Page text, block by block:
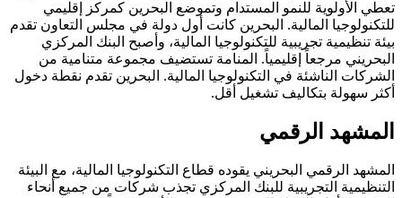
تعطي الأولوية للنمو المستدام وتموضع البحرين كمركز إقليمي
للتكنولوجيا المالية. البحرين كانت أول دولة في مجلس التعاون تقدم
بيئة تنظيمية تجريبية للتكنولوجيا المالية، وأصبح البنك المركزي
البحريني مرجعاً إقليمياً. المنامة تستضيف مجموعة متنامية من
الشركات الناشئة في التكنولوجيا المالية. البحرين تقدم نقطة دخول
أكثر سهولة بتكاليف تشغيل أقل.
المشهد الرقمي
المشهد الرقمي البحريني يقوده قطاع التكنولوجيا المالية، مع البيئة
التنظيمية التجريبية للبنك المركزي تجذب شركات من جميع أنحاء